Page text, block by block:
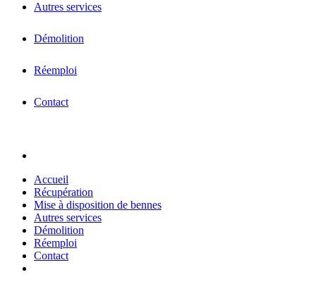
Autres services
Démolition
Réemploi
Contact
Accueil
Récupération
Mise à disposition de bennes
Autres services
Démolition
Réemploi
Contact